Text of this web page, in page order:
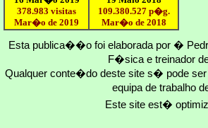
378.983 visitas
Mar�o de 2019
109.380.527p�g.
Mar�o de 2018
Esta publica��o foi elaborada por �
F�sica e treinador
Qualquer conte�do deste site s� pode
equipa de trabalho
Este site est�